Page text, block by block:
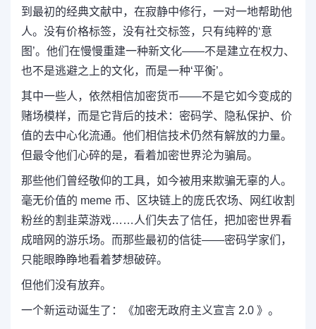
到最初的经典文献中，在寂静中修行，一对一地帮助他
人。没有价格标签，没有社交标签，只有纯粹的‘意
图’。他们在慢慢重建一种新文化——不是建立在权力、
也不是逃避之上的文化，而是一种‘平衡’。
其中一些人，依然相信加密货币——不是它如今变成的
赌场模样，而是它背后的技术：密码学、隐私保护、价
值的去中心化流通。他们相信技术仍然有解放的力量。
但最令他们心碎的是，看着加密世界沦为骗局。
那些他们曾经敬仰的工具，如今被用来欺骗无辜的人。
毫无价值的 meme 币、区块链上的庞氏农场、网红收割
粉丝的割韭菜游戏……人们失去了信任，把加密世界看
成暗网的游乐场。而那些最初的信徒——密码学家们，
只能眼睁睁地看着梦想破碎。
但他们没有放弃。
一个新运动诞生了：《加密无政府主义宣言 2.0 》。